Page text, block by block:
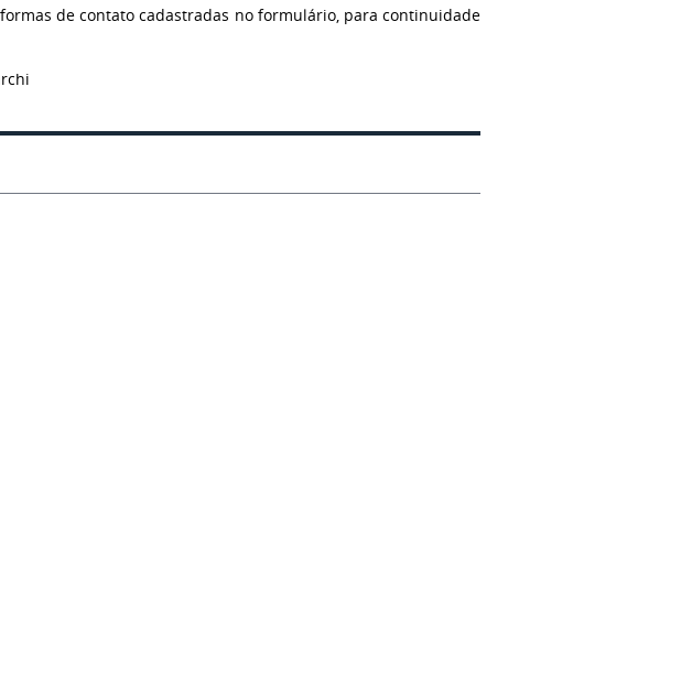
de contato cadastradas no formulário, para continuidade